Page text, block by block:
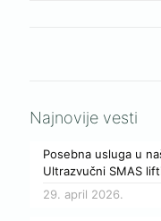
Najnovije vesti
Posebna usluga u
Ultrazvučni SMAS
29. april 2026.